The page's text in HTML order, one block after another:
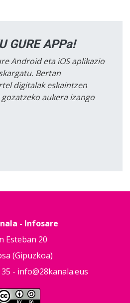
GURE APPa!
Android eta iOS aplikazio
Bertan
digitalak eskaintzen
aukera izango
- Infosare
Esteban 20
(Gipuzkoa)
- info@28kanala.eus